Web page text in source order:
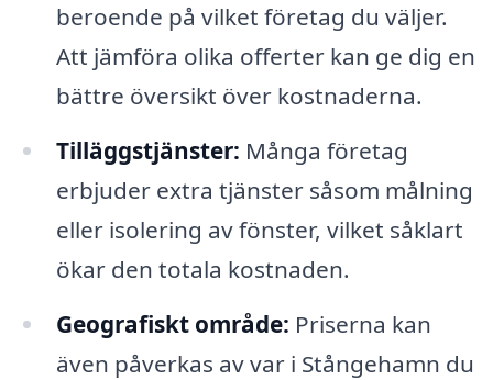
beroende på vilket företag du väljer.
Att jämföra olika offerter kan ge dig en
bättre översikt över kostnaderna.
Tilläggstjänster: Många företag
erbjuder extra tjänster såsom målning
eller isolering av fönster, vilket såklart
ökar den totala kostnaden.
Geografiskt område: Priserna kan
även påverkas av var i Stångehamn du